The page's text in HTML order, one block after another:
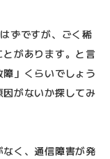
ずですが、ごく稀
があります。と言
」くらいでしょう
がないか探してみ
く、通信障害が発